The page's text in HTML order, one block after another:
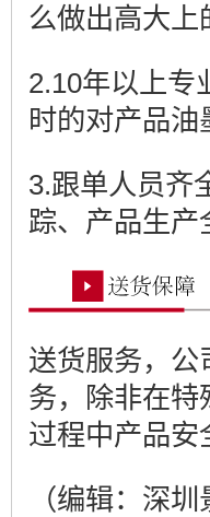
么做出高大上
2.10年以上专
时的对产品
3.跟单人员齐
踪、产品生产
送货服务，公
务，除非在特
过程中产品安
（编辑：深圳